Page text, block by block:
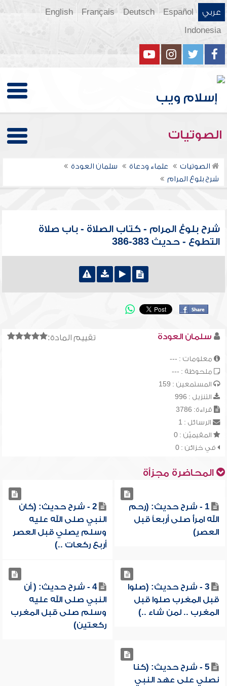
عربي Español
Deutsch
Français
English
Indonesia
الصوتيات
الصوتيات علماء ودعاة
سلمان العودة
شرح بلوغ المرام
شرح بلوغ المرام - كتاب الصلاة - باب صلاة
التطوع - حديث 383-386
تقييم المادة: سلمان العودة
معلومات : ---
ملحوظة : ---
المستمعين : 159
التنزيل : 996
قراءة: 3786
الرسائل : 1
المقيميّن : 0
في خزائن : 0
المحاضرة مجزأة
1 - شرح حديث: (رحم
الله امرأً صلى أربعاً قبل
العصر)
2 - شرح حديث: (كان
النبي صلى الله عليه
وسلم يصلي قبل العصر
أربع ركعات ..)
3 - شرح حديث: (صلوا
قبل المغرب صلوا قبل
المغرب .. لمن شاء ..)
4 - شرح حديث: ( أن
النبي صلى الله عليه
وسلم صلى قبل المغرب
ركعتين)
5 - شرح حديث: (كنا
نصلي على عهد النبي